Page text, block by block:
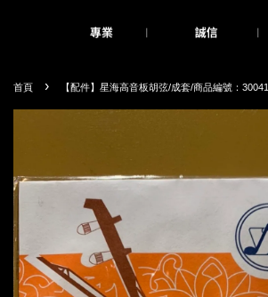
首頁 › 【配件】星海高音板胡弦/成套/商品編號：30041